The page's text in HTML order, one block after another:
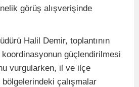
görüş alışverişinde
Halil Demir, toplantının
güçlendirilmesi
vurgularken, il ve ilçe
çalışmalar